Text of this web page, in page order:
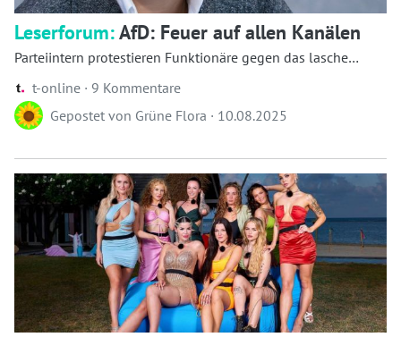
Leserforum:AfD: Feuer auf allen Kanälen
Parteiintern protestieren Funktionäre gegen das lasche
Sondersitzung des...
t-online · 9 Kommentare
Gepostet von Grüne Flora · 10.08.2025